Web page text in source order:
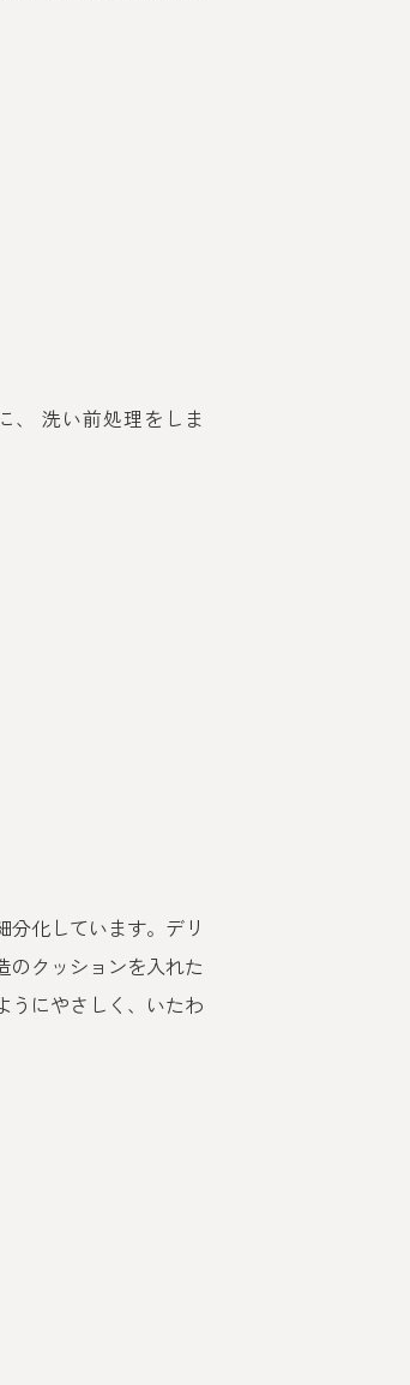
、 洗い前処理をしま
化しています。デリ
のクッションを入れた
うにやさしく、いたわ